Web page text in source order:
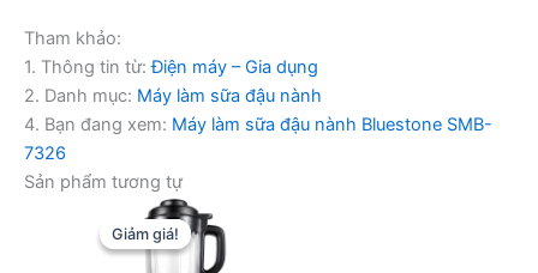
Tham khảo:
1. Thông tin từ:Điện máy – Gia dụng
2. Danh mục: Máy làm sữa đậu nành
4. Bạn đang xem: Máy làm sữa đậu nành Bluestone SMB-
7326
Sản phẩm tương tự
Giảm giá!
Giảm giá!